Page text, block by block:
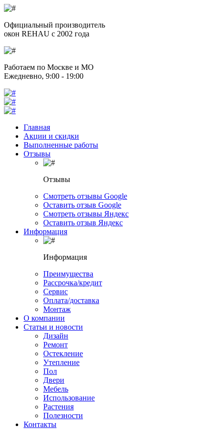
Официальный производитель
окон REHAU с 2002 года
Работаем по Москве и МО
Ежедневно, 9:00 - 19:00
Главная
Акции и скидки
Выполненные работы
Отзывы
Отзывы
Смотреть отзывы Google
Оставить отзыв Google
Смотреть отзывы Яндекс
Оставить отзыв Яндекс
Информация
Информация
Преимущества
Рассрочка/кредит
Сервис
Оплата/доставка
Монтаж
О компании
Статьи и новости
Дизайн
Ремонт
Остекление
Утепление
Пол
Двери
Мебель
Использование
Растения
Полезности
Контакты